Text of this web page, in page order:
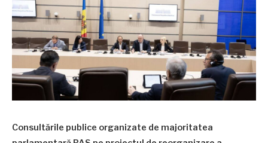
Consultările publice organizate de majoritatea